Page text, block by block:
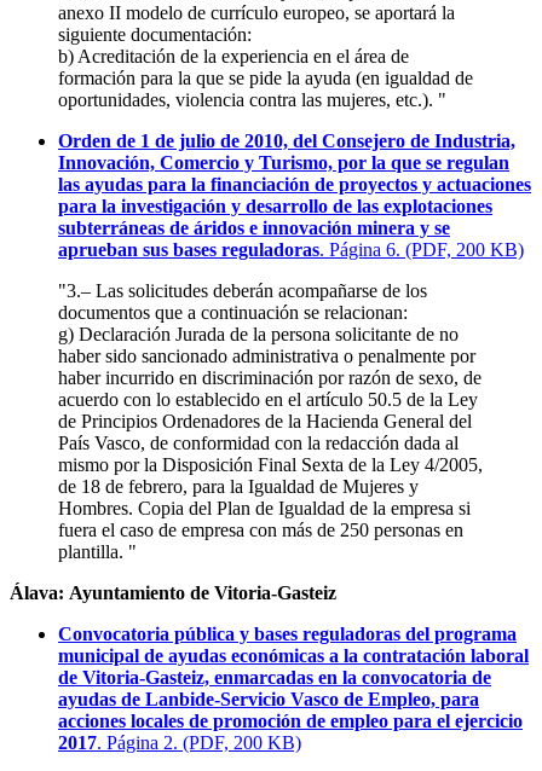
anexo II modelo de currículo europeo, se aportará la
siguiente documentación:
b) Acreditación de la experiencia en el área de
formación para la que se pide la ayuda (en igualdad de
oportunidades, violencia contra las mujeres, etc.). "
Orden de 1 de julio de 2010, del Consejero de Industria,
Innovación, Comercio y Turismo, por la que se regulan
las ayudas para la financiación de proyectos y actuaciones
para la investigación y desarrollo de las explotaciones
subterráneas de áridos e innovación minera y se
aprueban sus bases reguladoras. Página 6. (PDF, 200 KB)
"3.– Las solicitudes deberán acompañarse de los
documentos que a continuación se relacionan:
g) Declaración Jurada de la persona solicitante de no
haber sido sancionado administrativa o penalmente por
haber incurrido en discriminación por razón de sexo, de
acuerdo con lo establecido en el artículo 50.5 de la Ley
de Principios Ordenadores de la Hacienda General del
País Vasco, de conformidad con la redacción dada al
mismo por la Disposición Final Sexta de la Ley 4/2005,
de 18 de febrero, para la Igualdad de Mujeres y
Hombres. Copia del Plan de Igualdad de la empresa si
fuera el caso de empresa con más de 250 personas en
plantilla. "
Álava: Ayuntamiento de Vitoria-Gasteiz
Convocatoria pública y bases reguladoras del programa
municipal de ayudas económicas a la contratación laboral
de Vitoria-Gasteiz, enmarcadas en la convocatoria de
ayudas de Lanbide-Servicio Vasco de Empleo, para
acciones locales de promoción de empleo para el ejercicio
2017. Página 2. (PDF, 200 KB)